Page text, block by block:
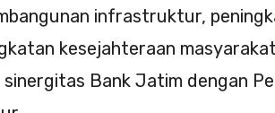
infrastruktur,
kesejahteraan
sinergitas Bank Jatim dengan